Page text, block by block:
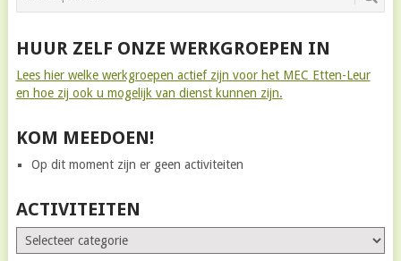
HUUR ZELF ONZE WERKGROEPEN IN
Lees hier welke werkgroepen actief zijn voor het MEC Etten-Leur
en hoe zij ook u mogelijk van dienst kunnen zijn.
KOM MEEDOEN!
Op dit moment zijn er geen activiteiten
ACTIVITEITEN